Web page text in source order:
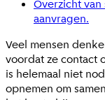
Overzicht
aanvragen.
Veel mensen
voordat ze contact
is helemaal niet
opnemen om